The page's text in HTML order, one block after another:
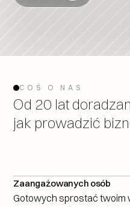
KONTAKT
COŚ O NAS
Od 20 lat
jak prowadzić
Zaangażowanych osób
Gotowych sprostać twoim